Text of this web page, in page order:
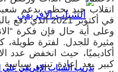
انقلاب جيد يحظى بدعم
في أكتوبر 2021
وعلى أية حال فإن فكرة
مثيرة للجدل. لفترة طويلة،
أكاديميًا، حيث انخفض عدد
كبير بعد إعادة تبني سياسة